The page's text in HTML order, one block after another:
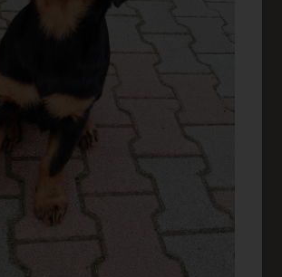
allgemeinen Daten und Informationen
Rückschlüsse auf die betroffene Person.
werden vielmehr benötigt, um (1) die
korrekt auszuliefern, (2) die
sowie die Werbung für diese zu
dauerhafte Funktionsfähigkeit unserer
Systeme und der Technik
zu gewährleisten sowie (4) um
im Falle eines Cyberangriffes die
notwendigen Informationen
anonym erhobenen Daten und
durch uns daher einerseits statistisch
Ziel ausgewertet, den Datenschutz und
in unserem Unternehmen zu erhöhen,
Schutzniveau für die von uns
Daten sicherzustellen. Die
der Server-Logfiles werden getrennt von
Person angegebenen
Daten gespeichert.